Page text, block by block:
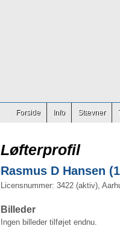
Forside Info Stævner
Løfterprofil
Rasmus D Hansen
Licensnummer: 3422 (aktiv),
Billeder
Ingen billeder tilføjet endnu.